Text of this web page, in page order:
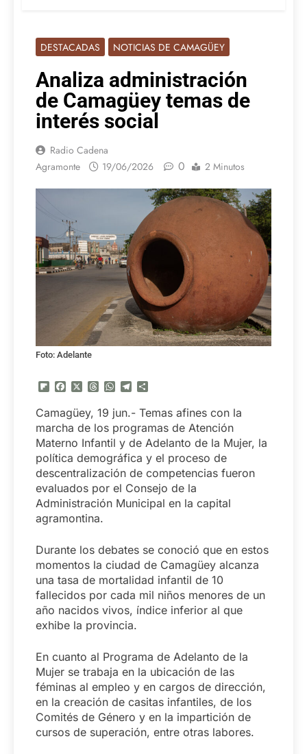
DESTACADAS NOTICIAS DE CAMAGÜEY
Analiza administración
de Camagüey temas de
interés social
Radio Cadena
Agramonte
19/06/2026 0 2 Minutos
Foto: Adelante
Flipboard
FacebookThreadsWhatsApp
Telegram
Camagüey, 19 jun.- Temas afines con la
marcha de los programas de Atención
Materno Infantil y de Adelanto de la Mujer, la
política demográfica y el proceso de
descentralización de competencias fueron
evaluados por el Consejo de la
Administración Municipal en la capital
agramontina.
Durante los debates se conoció que en estos
momentos la ciudad de Camagüey alcanza
una tasa de mortalidad infantil de 10
fallecidos por cada mil niños menores de un
año nacidos vivos, índice inferior al que
exhibe la provincia.
En cuanto al Programa de Adelanto de la
Mujer se trabaja en la ubicación de las
féminas al empleo y en cargos de dirección,
en la creación de casitas infantiles, de los
Comités de Género y en la impartición de
cursos de superación, entre otras labores.